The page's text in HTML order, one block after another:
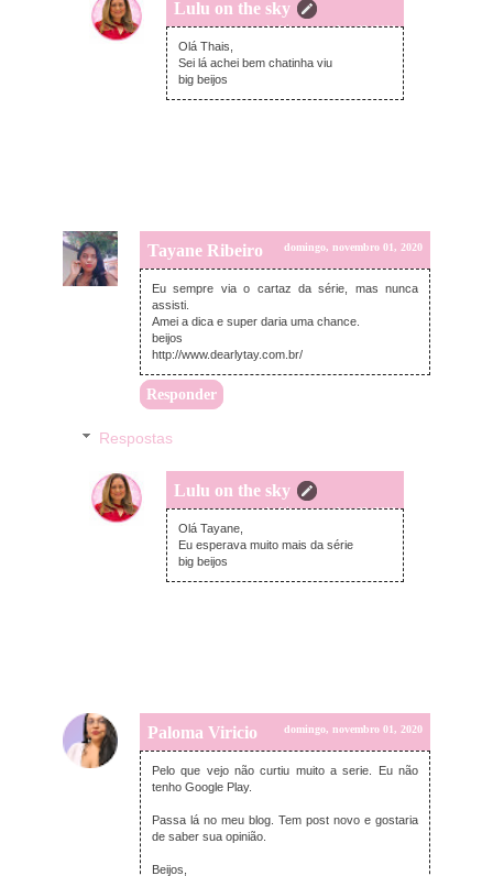
Lulu on the sky
segunda-feira, novembro 02, 2020
Olá Thais,
Sei lá achei bem chatinha viu
big beijos
Tayane Ribeiro domingo, novembro 01, 2020
Eu sempre via o cartaz da série, mas nunca
assisti.
Amei a dica e super daria uma chance.
beijos
http://www.dearlytay.com.br/
Responder
Respostas
Lulu on the sky
segunda-feira, novembro 02, 2020
Olá Tayane,
Eu esperava muito mais da série
big beijos
Paloma Viricio domingo, novembro 01, 2020
Pelo que vejo não curtiu muito a serie. Eu não
tenho Google Play.
Passa lá no meu blog. Tem post novo e gostaria
de saber sua opinião.
Beijos,